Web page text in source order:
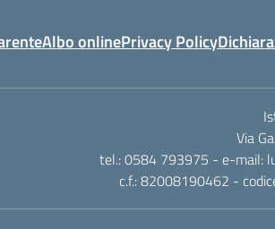
Albo onlinePrivacy Policy
Via
tel.: 0584 793975 - e-mail:
c.f.: 82008190462 -